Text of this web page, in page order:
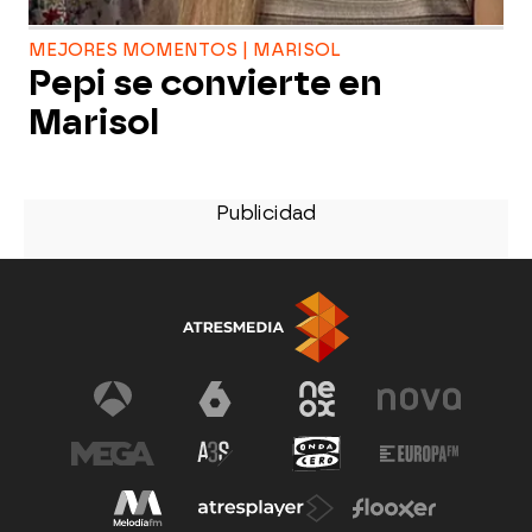
MEJORES MOMENTOS | MARISOL
Pepi se convierte en
Marisol